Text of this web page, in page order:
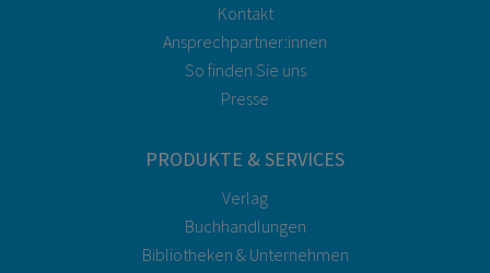
Kontakt
Ansprechpartner:innen
So finden Sie uns
Presse
PRODUKTE & SERVICES
Verlag
Buchhandlungen
Bibliotheken & Unternehmen